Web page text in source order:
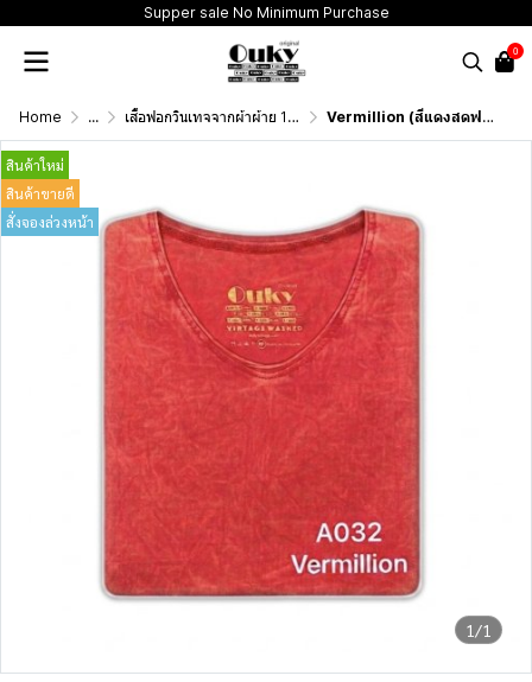
Supper sale No Minimum Purchase
0
Home ... เสื้อฟอกวินเทจจากผ้าผ้าย 100 เปอร์เซนต์ รุ่นดั้งเดิม (T-Shirt Originai Vintage Washed Cotton 100%) Vermillion (สีแดงสดฟอกเอซิด) ผลิตจากผ้าฝ้าย 100% ให้ความรู้สึกนุ่มฟู เบาสบาย
1/1
สินค้าใหม่
สินค้าขายดี
สั่งจองล่วงหน้า